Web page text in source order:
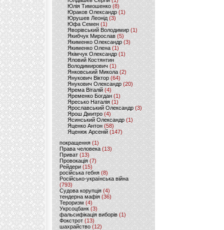
Юлія Тимошенко (8)
Юраков Олександр (1)
Юрушев Леонід (3)
Юфа Семен (1)
Яворівський Володимир (1)
Якибчук Мирослав (5)
Якименко Олександр (3)
Якименко Олена(1)
Якімчук Олександр (1)
Яловий Костянтин
Володимирович (1)
Янковський Микола(2)
Янукович Віктор (64)
Янукович Олександр(20)
Ярема Віталій(4)
Яременко Богдан(1)
Яресько Наталія(1)
Ярославський Олександр (3)
Ярош Дмитро (4)
Ясинський Олександр (1)
Яценко Антон(58)
Яценюк Арсеній (147)
покращення (1)
Права человека(13)
Приват (13)
Провокація (7)
Рейдери (15)
російська гебня (8)
Російсько-українська війна
(793)
Судова корупція (4)
тендерна мафія (36)
Тероризм (4)
Укрсоцбанк (3)
фальсифікація виборів (1)
Фокстрот(13)
шахрайство (12)